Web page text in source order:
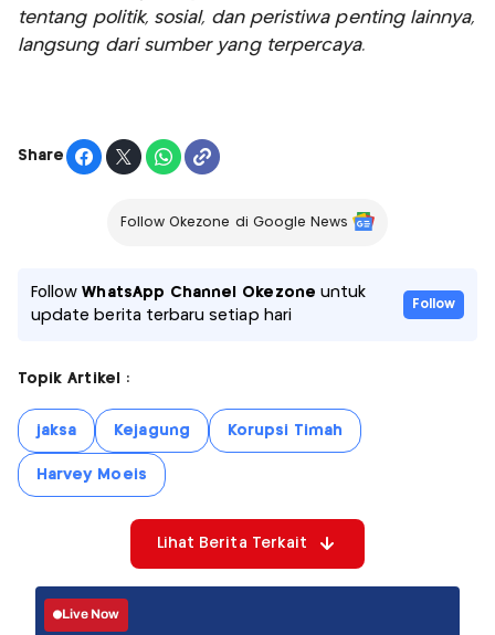
tentang politik, sosial, dan peristiwa penting lainnya,
langsung dari sumber yang terpercaya.
Share
Follow Okezone di Google News
FollowWhatsApp Channel Okezone untuk
update berita terbaru setiap hari
Follow
Topik Artikel :
jaksa Kejagung Korupsi Timah
Harvey Moeis
Lihat Berita Terkait
Live Now